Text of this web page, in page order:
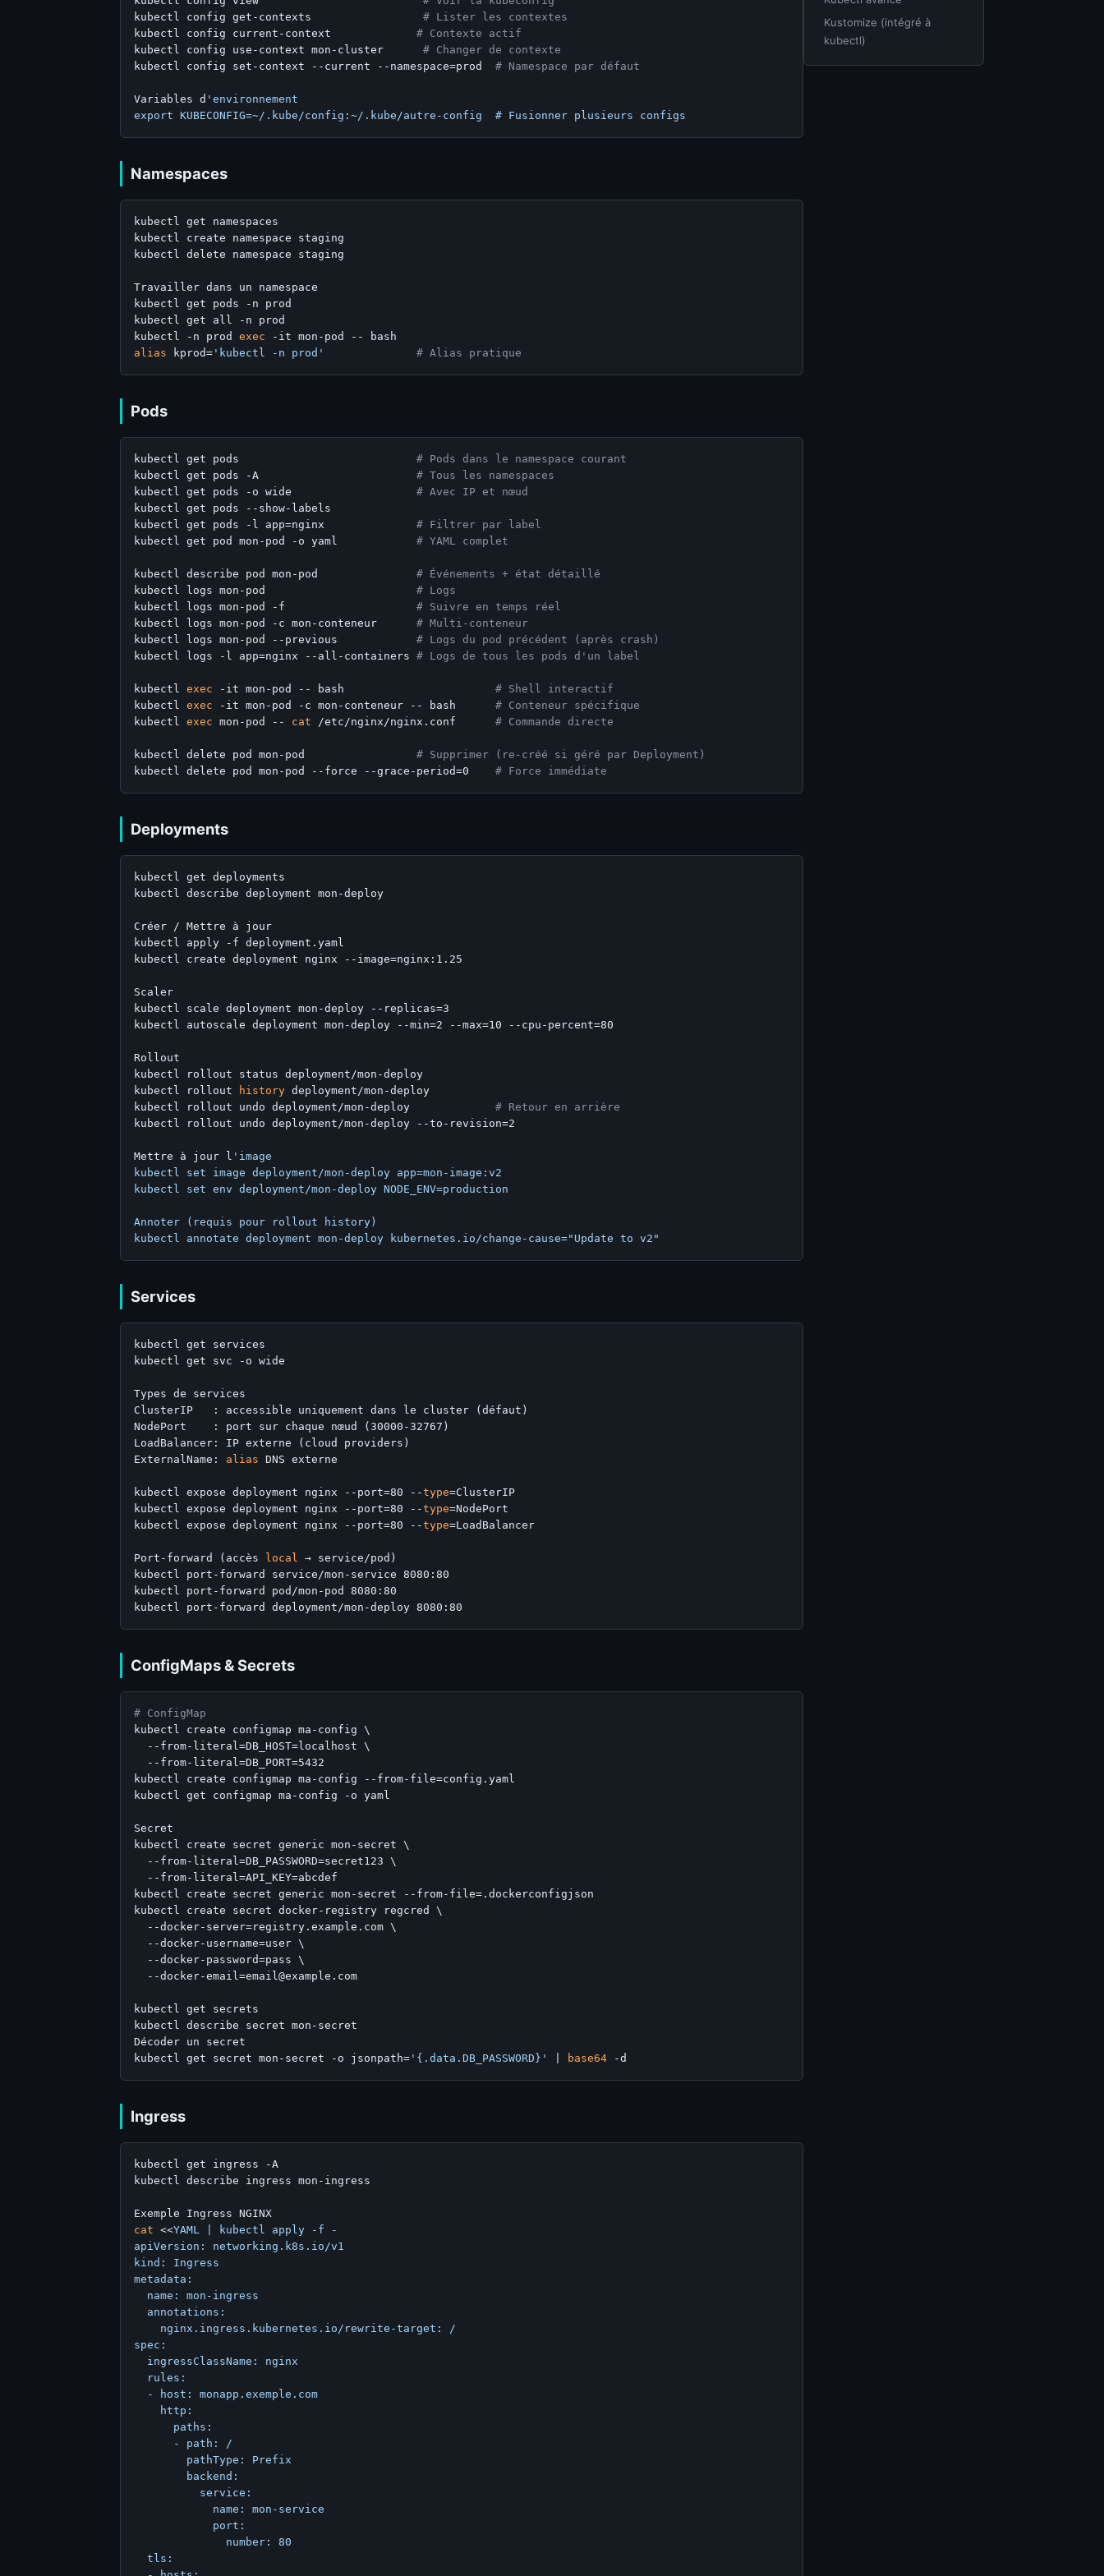
kubectl config get-contexts # Lister les contextes
kubectl config current-context # Contexte actif
kubectl config use-context mon-cluster # Changer de contexte
kubectl config set-context --current --namespace=prod # Namespace par défaut
Variables d 'environnement
Namespaces
kubectl get namespaces
kubectl create namespace staging
kubectl delete namespace staging
Travailler dans un namespace
kubectl get pods -n prod
kubectl get all -n prod
kubectl -n prod exec
alias kprod= 'kubectl -n prod' # Alias pratique
Pods
kubectl get pods # Pods dans le namespace courant
kubectl get pods -A # Tous les namespaces
kubectl get pods -o wide # Avec IP et nœud
kubectl get pods --show-labels
kubectl get pods -l app=nginx # Filtrer par label
kubectl get pod mon-pod -o yaml # YAML complet
kubectl describe pod mon-pod # Événements + état détaillé
kubectl logs mon-pod # Logs
kubectl logs mon-pod -f # Suivre en temps réel
kubectl logs mon-pod -c mon-conteneur # Multi-conteneur
kubectl logs mon-pod --previous # Logs du pod précédent (après crash)
kubectl logs -l app=nginx --all-containers # Logs de tous les pods d'un label
kubectl exec -it mon-pod -- bash # Shell interactif
kubectl exec -it mon-pod -c mon-conteneur -- bash # Conteneur spécifique
kubectl exec mon-pod -- cat /etc/nginx/nginx.conf # Commande directe
kubectl delete pod mon-pod # Supprimer (re-créé si géré par Deployment)
kubectl delete pod mon-pod --force --grace-period=0 # Force immédiate
Deployments
kubectl get deployments
kubectl describe deployment mon-deploy
Créer / Mettre à jour
kubectl apply -f deployment.yaml
kubectl create deployment nginx --image=nginx:1.25
Scaler
kubectl scale deployment mon-deploy --replicas=3
kubectl autoscale deployment mon-deploy --min=2 --max=10 --cpu-percent=80
Rollout
kubectl rollout status deployment/mon-deploy
kubectl rollout
history deployment/mon-deploy
kubectl rollout undo deployment/mon-deploy # Retour en arrière
kubectl rollout undo deployment/mon-deploy --to-revision=2
Mettre à jour l 'image
kubectl set image deployment/mon-deploy app=mon-image:v2
kubectl set env deployment/mon-deploy NODE_ENV=production
Annoter (requis pour rollout history)
Services
kubectl get services
kubectl get svc -o wide
Types de services
ClusterIP   : accessible uniquement dans le cluster (défaut)
NodePort    : port sur chaque nœud (30000-32767)
LoadBalancer: IP externe (cloud providers)
ExternalName: alias DNS externe
kubectl expose deployment nginx --port=80 --type=ClusterIP
kubectl expose deployment nginx --port=80 --type=NodePort
kubectl expose deployment nginx --port=80 --type=LoadBalancer
Port-forward (accès local → service/pod)
kubectl port-forward service/mon-service 8080:80
kubectl port-forward pod/mon-pod 8080:80
ConfigMaps & Secrets
# ConfigMap
kubectl create configmap ma-config \
  --from-literal=DB_HOST=localhost \
  --from-literal=DB_PORT=5432
kubectl create configmap ma-config --from-file=config.yaml
kubectl get configmap ma-config -o yaml
Secret
kubectl create secret generic mon-secret \
  --from-literal=DB_PASSWORD=secret123 \
  --from-literal=API_KEY=abcdef
kubectl create secret generic mon-secret --from-file=.dockerconfigjson
kubectl create secret docker-registry regcred \
  --docker-server=registry.example.com \
  --docker-username=user \
  --docker-password=pass \
  --docker-email=email@example.com
kubectl get secrets
kubectl describe secret mon-secret
Décoder un secret
kubectl get secret mon-secret -o jsonpath= '{.data.DB_PASSWORD}' base64
Ingress
kubectl get ingress -A
kubectl describe ingress mon-ingress
cat <<YAML | kubectl apply -f -
apiVersion: networking.k8s.io/v1
kind: Ingress
metadata:
  name: mon-ingress
  annotations:
    nginx.ingress.kubernetes.io/rewrite-target: /
spec:
  ingressClassName: nginx
  rules:
  - host: monapp.exemple.com
    http:
      paths:
      - path: /
        pathType: Prefix
        backend:
          service:
            name: mon-service
            port:
              number: 80
  tls:
Kustomize (intégré à
kubectl)